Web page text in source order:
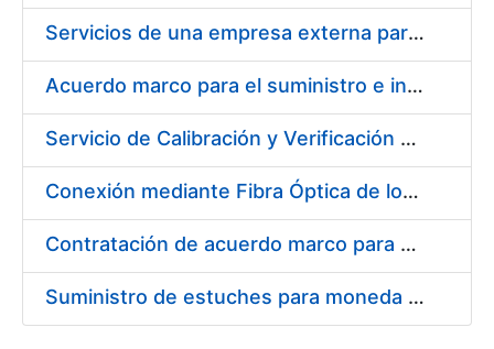
Servicios de una empresa externa para el asesoramiento y resolución de los recursos de alzada que se presentan relacionados con procesos de selección para la FNMT-RCM
Acuerdo marco para el suministro e instalación de persianas, estores y otros complementos
Servicio de Calibración y Verificación Externa de los Equipos de Medición del Servicio de Prevención de la FNMT-RCM
Conexión mediante Fibra Óptica de los Centros de Proceso de Datos (CPDs) de las sedes de la FNMT-RCM de Burgos y Madrid
Contratación de acuerdo marco para el Suministro de Material de Electricidad para la Fábrica Nacional de Moneda y Timbre-Real Casa de la Moneda en su centro de trabajo de Burgos
Suministro de estuches para moneda de 30 €